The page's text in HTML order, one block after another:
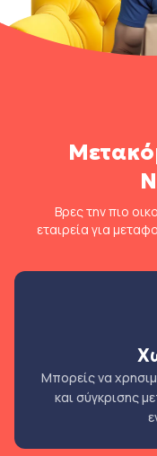
Βρες την πιο
εταιρεία για
Μπορείς να
και σύγκρισης